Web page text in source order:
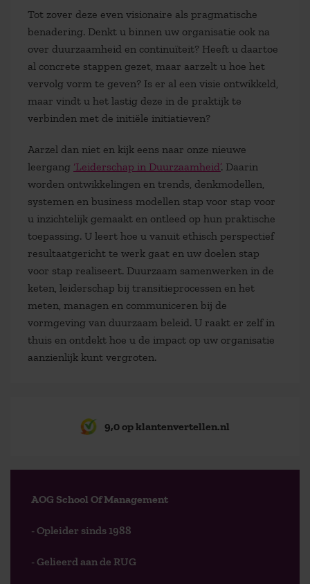
Tot zover deze even visionaire als pragmatische
benadering. Denkt u binnen uw organisatie ook na
over duurzaamheid en continuïteit? Heeft u daartoe
al concrete stappen gezet, maar aarzelt u hoe het
vervolg vorm te geven? Is er al een visie ontwikkeld,
maar vindt u het lastig deze in de praktijk te
verbinden met de initiële initiatieven?
Aarzel dan niet en kijk eens naar onze nieuwe
leergang ‘Leiderschap in Duurzaamheid’. Daarin
worden ontwikkelingen en trends, denkmodellen,
systemen en business modellen stap voor stap voor
u inzichtelijk gemaakt en ontleed op hun praktische
toepassing. U leert hoe u vanuit ethisch perspectief
resultaatgericht te werk gaat en uw doelen stap
voor stap realiseert. Duurzaam samenwerken in de
keten, leiderschap bij transitieprocessen en het
meten, managen en communiceren bij de
vormgeving van duurzaam beleid. U raakt er zelf in
thuis en ontdekt hoe u de impact op uw organisatie
aanzienlijk kunt vergroten.
9,0 op klantenvertellen.nl
AOG School Of Management
- Opleider sinds 1988
- Gelieerd aan de RUG